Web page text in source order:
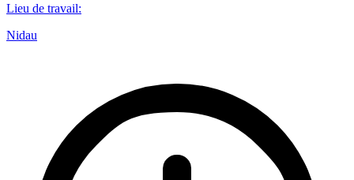
Lieu de travail:
Nidau